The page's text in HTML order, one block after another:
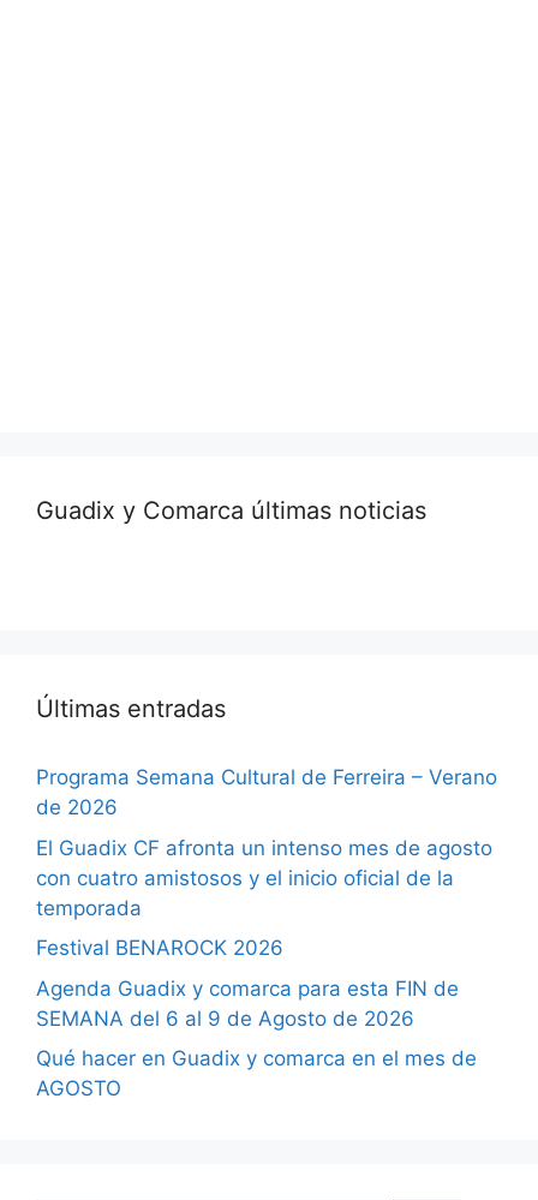
Guadix y Comarca últimas noticias
Últimas entradas
Programa Semana Cultural de Ferreira – Verano
de 2026
El Guadix CF afronta un intenso mes de agosto
con cuatro amistosos y el inicio oficial de la
temporada
Festival BENAROCK 2026
Agenda Guadix y comarca para esta FIN de
SEMANA del 6 al 9 de Agosto de 2026
Qué hacer en Guadix y comarca en el mes de
AGOSTO